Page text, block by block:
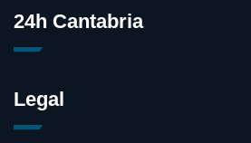
24h Cantabria
Legal